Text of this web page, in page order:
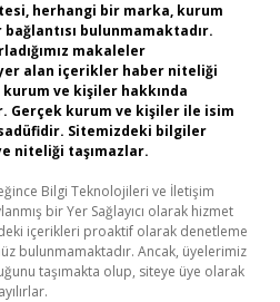
herhangi bir marka, kurum
bulunmamaktadır.
makaleler
alan içerikler haber niteliği
ve kişiler hakkında
Gerçek kurum ve kişiler ile isim
Sitemizdeki bilgiler
niteliği taşımazlar.
Bilgi Teknolojileri ve İletişim
bir Yer Sağlayıcı olarak hizmet
içerikleri proaktif olarak denetleme
bulunmamaktadır. Ancak, üyelerimiz
taşımakta olup, siteye üye olarak